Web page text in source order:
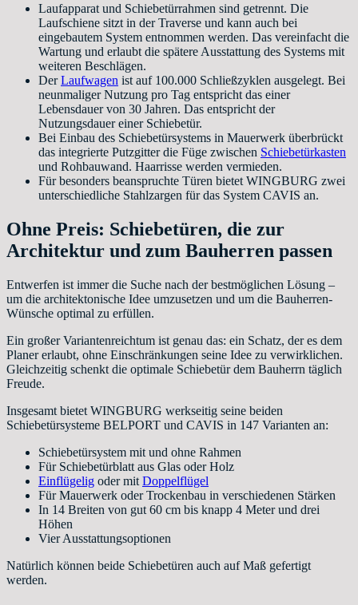
Laufapparat und Schiebetürrahmen sind getrennt. Die
Laufschiene sitzt in der Traverse und kann auch bei
eingebautem System entnommen werden. Das vereinfacht die
Wartung und erlaubt die spätere Ausstattung des Systems mit
weiteren Beschlägen.
DerLaufwagen ist auf 100.000 Schließzyklen ausgelegt. Bei
neunmaliger Nutzung pro Tag entspricht das einer
Lebensdauer von 30 Jahren. Das entspricht der
Nutzungsdauer einer Schiebetür.
Bei Einbau des Schiebetürsystems in Mauerwerk überbrückt
das integrierte Putzgitter die Füge zwischen Schiebetürkasten
und Rohbauwand. Haarrisse werden vermieden.
Für besonders beanspruchte Türen bietet WINGBURG zwei
unterschiedliche Stahlzargen für das System CAVIS an.
Ohne Preis: Schiebetüren, die zur
Architektur und zum Bauherren passen
Entwerfen ist immer die Suche nach der bestmöglichen Lösung –
um die architektonische Idee umzusetzen und um die Bauherren-
Wünsche optimal zu erfüllen.
Ein großer Variantenreichtum ist genau das: ein Schatz, der es dem
Planer erlaubt, ohne Einschränkungen seine Idee zu verwirklichen.
Gleichzeitig schenkt die optimale Schiebetür dem Bauherrn täglich
Freude.
Insgesamt bietet WINGBURG werkseitig seine beiden
Schiebetürsysteme BELPORT und CAVIS in 147 Varianten an:
Schiebetürsystem mit und ohne Rahmen
Für Schiebetürblatt aus Glas oder Holz
Einflügelig oder mit Doppelflügel
Für Mauerwerk oder Trockenbau in verschiedenen Stärken
In 14 Breiten von gut 60 cm bis knapp 4 Meter und drei
Höhen
Vier Ausstattungsoptionen
Natürlich können beide Schiebetüren auch auf Maß gefertigt
werden.